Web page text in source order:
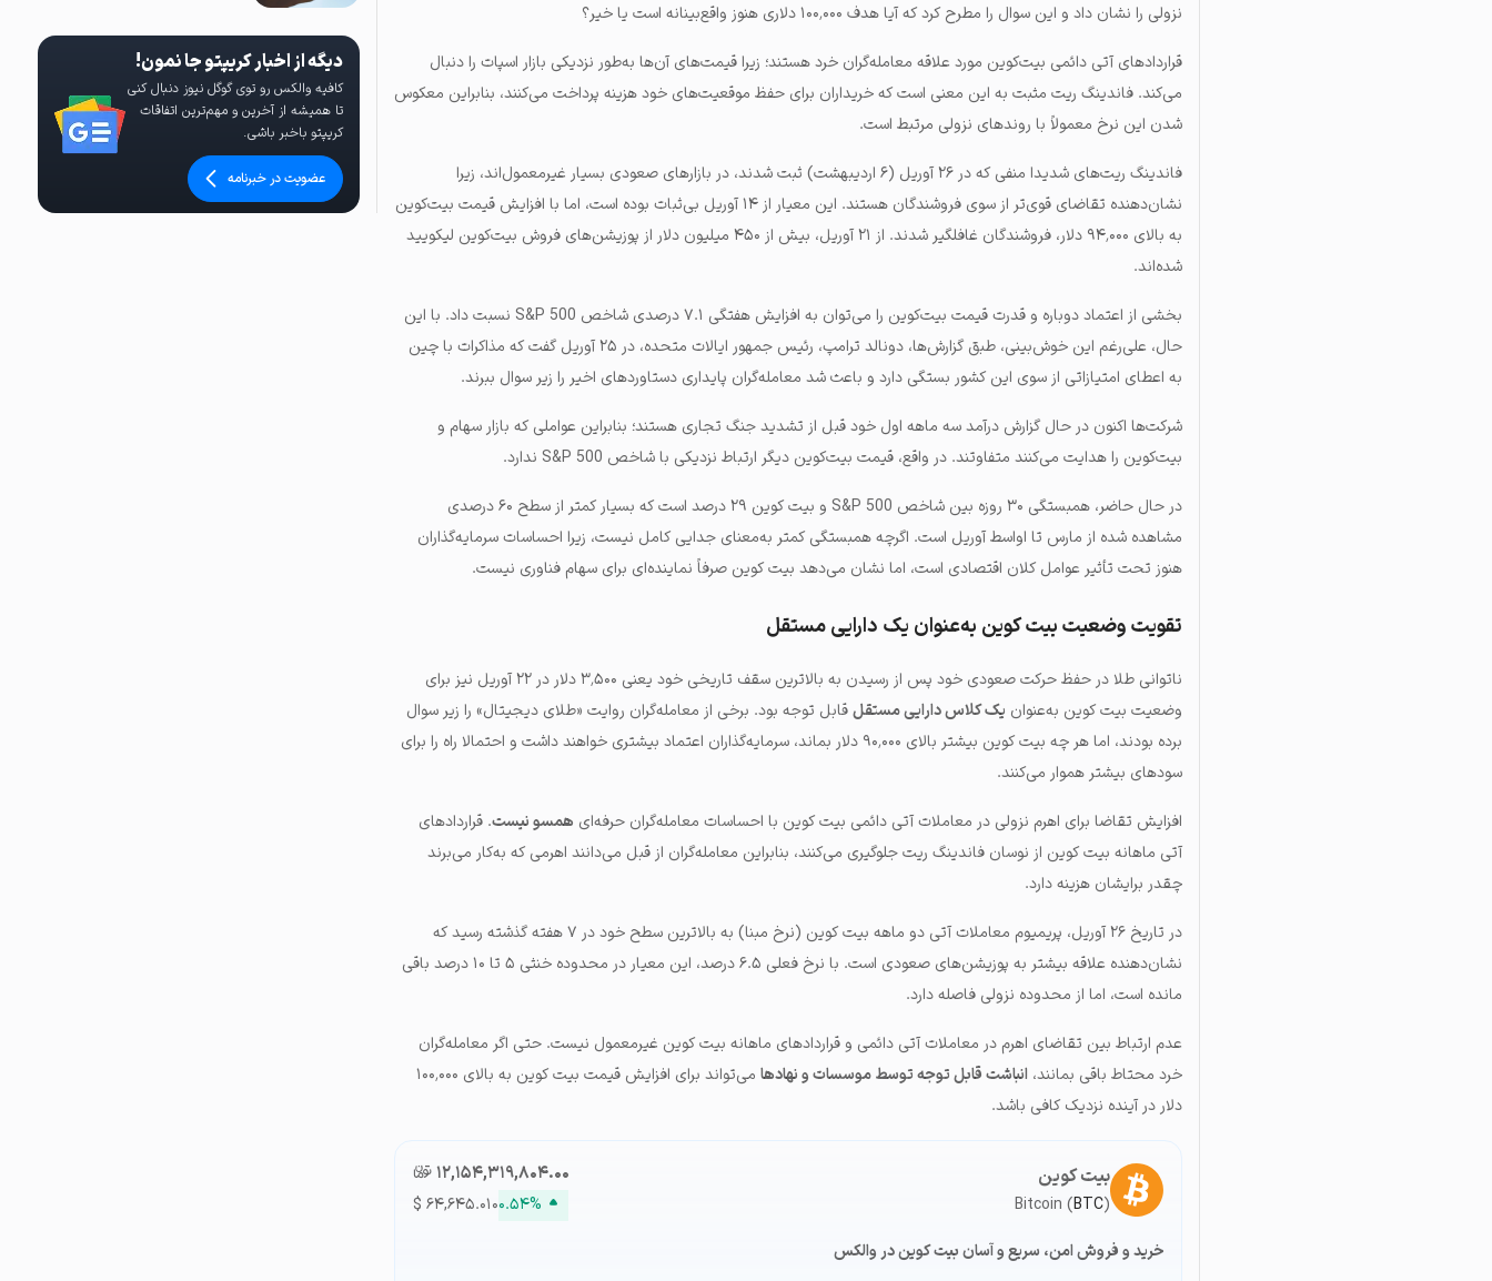
نزولی را نشان داد و این سوال را مطرح کرد که آیا هدف ۱۰۰٬۰۰۰ دلاری هنوز واقع‌بینانه است یا خیر؟
قراردادهای آتی دائمی بیت‌کوین مورد علاقه معامله‌گران خرد هستند؛ زیرا قیمت‌های آن‌ها به‌طور نزدیکی بازار اسپات را دنبال
می‌کند. فاندینگ ریت مثبت به این معنی است که خریداران برای حفظ موقعیت‌های خود هزینه پرداخت می‌کنند، بنابراین معکوس
شدن این نرخ معمولاً با روندهای نزولی مرتبط است.
فاندینگ ریت‌های شدیدا منفی که در ۲۶ آوریل (۶ اردیبهشت) ثبت شدند، در بازارهای صعودی بسیار غیرمعمول‌اند، زیرا
نشان‌دهنده تقاضای قوی‌تر از سوی فروشندگان هستند. این معیار از ۱۴ آوریل بی‌ثبات بوده است، اما با افزایش قیمت بیت‌کوین
به بالای ۹۴٬۰۰۰ دلار، فروشندگان غافلگیر شدند. از ۲۱ آوریل، بیش از ۴۵۰ میلیون دلار از پوزیشن‌های فروش بیت‌کوین لیکویید
شده‌اند.
بخشی از اعتماد دوباره و قدرت قیمت بیت‌کوین را می‌توان به افزایش هفتگی ۷.۱ درصدی شاخص S&P 500 نسبت داد. با این
حال، علی‌رغم این خوش‌بینی، طبق گزارش‌ها، دونالد ترامپ، رئیس جمهور ایالات متحده، در ۲۵ آوریل گفت که مذاکرات با چین
به اعطای امتیازاتی از سوی این کشور بستگی دارد و باعث شد معامله‌گران پایداری دستاوردهای اخیر را زیر سوال ببرند.
شرکت‌ها اکنون در حال گزارش درآمد سه ماهه اول خود قبل از تشدید جنگ تجاری هستند؛ بنابراین عواملی که بازار سهام و
بیت‌کوین را هدایت می‌کنند متفاوتند. در واقع، قیمت بیت‌کوین دیگر ارتباط نزدیکی با شاخص S&P 500 ندارد.
در حال حاضر، همبستگی ۳۰ روزه بین شاخص S&P 500 و بیت کوین ۲۹ درصد است که بسیار کمتر از سطح ۶۰ درصدی
مشاهده شده از مارس تا اواسط آوریل است. اگرچه همبستگی کمتر به‌معنای جدایی کامل نیست، زیرا احساسات سرمایه‌گذاران
هنوز تحت تأثیر عوامل کلان اقتصادی است، اما نشان می‌دهد بیت کوین صرفاً نماینده‌ای برای سهام فناوری نیست.
تقویت وضعیت بیت کوین به‌عنوان یک دارایی مستقل
ناتوانی طلا در حفظ حرکت صعودی خود پس از رسیدن به بالاترین سقف تاریخی خود یعنی ۳٬۵۰۰ دلار در ۲۲ آوریل نیز برای
وضعیت بیت کوین به‌عنوان یک کلاس دارایی مستقلقابل توجه بود. برخی از معامله‌گران روایت «طلای دیجیتال» را زیر سوال
برده بودند، اما هر چه بیت کوین بیشتر بالای ۹۰٬۰۰۰ دلار بماند، سرمایه‌گذاران اعتماد بیشتری خواهند داشت و احتمالا راه را برای
سودهای بیشتر هموار می‌کنند.
افزایش تقاضا برای اهرم نزولی در معاملات آتی دائمی بیت کوین با احساسات معامله‌گران حرفه‌ای همسو نیست. قراردادهای
آتی ماهانه بیت کوین از نوسان فاندینگ ریت جلوگیری می‌کنند، بنابراین معامله‌گران از قبل می‌دانند اهرمی که به‌کار می‌برند
چقدر برایشان هزینه دارد.
در تاریخ ۲۶ آوریل، پریمیوم معاملات آتی دو ماهه بیت کوین (نرخ مبنا) به بالاترین سطح خود در ۷ هفته گذشته رسید که
نشان‌دهنده علاقه بیشتر به پوزیشن‌های صعودی است. با نرخ فعلی ۶.۵ درصد، این معیار در محدوده خنثی ۵ تا ۱۰ درصد باقی
مانده است، اما از محدوده نزولی فاصله دارد.
عدم ارتباط بین تقاضای اهرم در معاملات آتی دائمی و قراردادهای ماهانه بیت کوین غیرمعمول نیست. حتی اگر معامله‌گران
خرد محتاط باقی بمانند، انباشت قابل توجه توسط موسسات و نهادها
می‌تواند برای افزایش قیمت بیت کوین به بالای ۱۰۰٬۰۰۰
دلار در آینده نزدیک کافی باشد.
بیت کوین
Bitcoin (BTC)
۱۲,۱۵۴,۳۱۹,۸۰۴.۰۰ تومان-ء
$ ۶۴,۶۴۵.۰۱۰۰.۵۴%
خرید و فروش امن، سریع و آسان بیت کوین در والکس
دیگه از اخبار کریپتو جا نمون!
کافیه والکس رو توی گوگل نیوز دنبال کنی
تا همیشه از آخرین و مهم‌ترین اتفاقات
کریپتو باخبر باشی.
عضویت در خبرنامه